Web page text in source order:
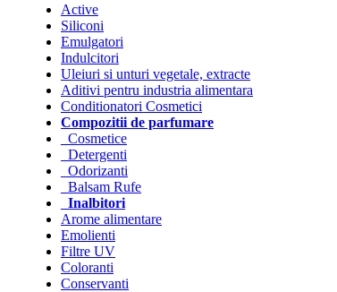
Active
Siliconi
Emulgatori
Indulcitori
Uleiuri si unturi vegetale, extracte
Aditivi pentru industria alimentara
Conditionatori Cosmetici
Compozitii de parfumare
Cosmetice
Detergenti
Odorizanti
Balsam Rufe
Inalbitori
Arome alimentare
Emolienti
Filtre UV
Coloranti
Conservanti